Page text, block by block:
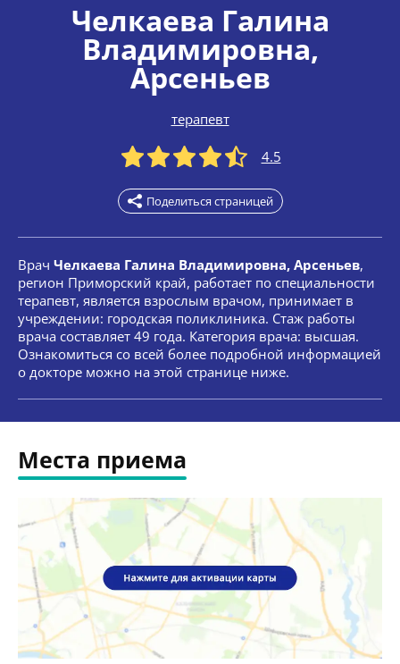
Челкаева Галина
Владимировна,
Арсеньев
терапевт
4.5
Поделиться страницей
Врач Челкаева Галина Владимировна, Арсеньев,
регион Приморский край, работает по специальности
терапевт, является взрослым врачом, принимает в
учреждении: городская поликлиника. Стаж работы
врача составляет 49 года. Категория врача: высшая.
Ознакомиться со всей более подробной информацией
о докторе можно на этой странице ниже.
Места приема